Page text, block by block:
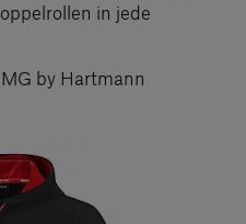
in jede
by Hartmann